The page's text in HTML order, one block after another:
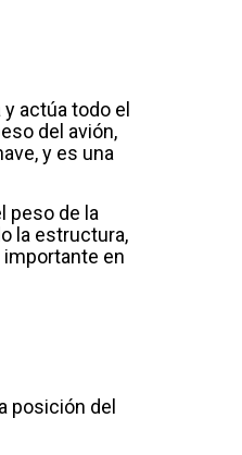
actúa todo el
del avión,
y es una
peso de la
la estructura,
en
posición del